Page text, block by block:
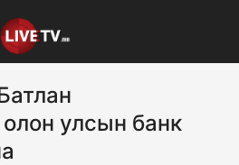
улсын банк